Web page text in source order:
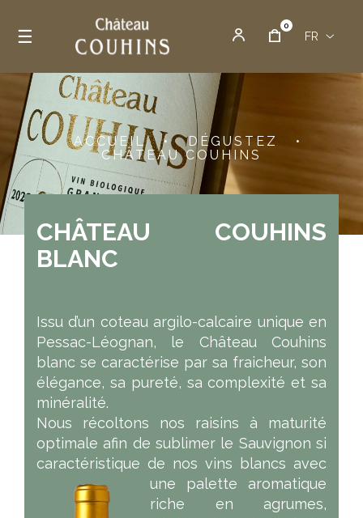
Basculer la navigation
☰
0
FR
ACCUEIL • DÉGUSTEZ
•
CHÂTEAU COUHINS
CHÂTEAU COUHINS
BLANC
Issu d’un coteau argilo-calcaire unique en
Pessac-Léognan, le Château Couhins
blanc se caractérise par sa fraicheur, son
élégance, sa pureté, sa complexité et sa
minéralité.
Nous récoltons nos raisins à maturité
optimale afin de sublimer le Sauvignon si
caractéristique de nos vins blancs avec
une palette aromatique
riche en agrumes,